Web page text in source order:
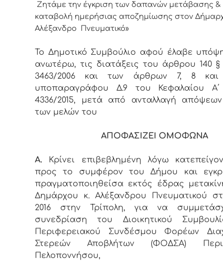
Ζητάμε την έγκριση των δαπανών μετάβασης &
καταβολή ημερήσιας αποζημίωσης στον
Αλέξανδρο Πνευματικό»
Το Δημοτικό Συμβούλιο αφού έλαβε
ανωτέρω, τις διατάξεις του άρθρου 140
3463/2006 και των άρθρων 7, 8 και
υποπαραγράφου Δ.9 του Κεφαλαίου
4336/2015, μετά από ανταλλαγή
των μελών του
ΑΠΟΦΑΣΙΖΕΙ ΟΜΟΦΩΝΑ
Α. Κρίνει επιβεβλημένη λόγω
προς το συμφέρον του Δήμου και
πραγματοποιηθείσα εκτός έδρας
Δημάρχου κ. Αλέξανδρου Πνευματικού
2016 στην Τρίπολη, για να
συνεδρίαση του Διοικητικού
Περιφερειακού Συνδέσμου Φορέων
Στερεών Αποβλήτων (ΦΟΔΣΑ)
Πελοποννήσου,